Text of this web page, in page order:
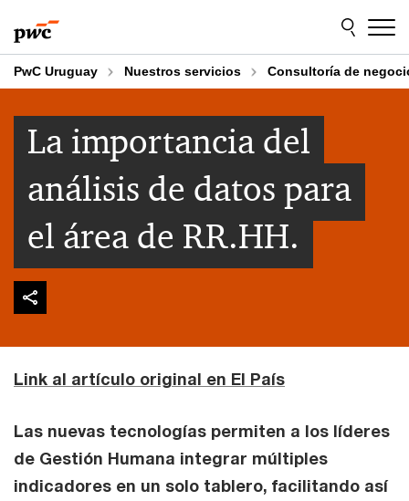
to
content
to
footer
PwC Uruguay Nuestros servicios Consultoría de
La importancia del
análisis de datos para
el área de RR.HH.
Link al artículo original en El País
Las nuevas tecnologías permiten a los líderes
de Gestión Humana integrar múltiples
indicadores en un solo tablero, facilitando así